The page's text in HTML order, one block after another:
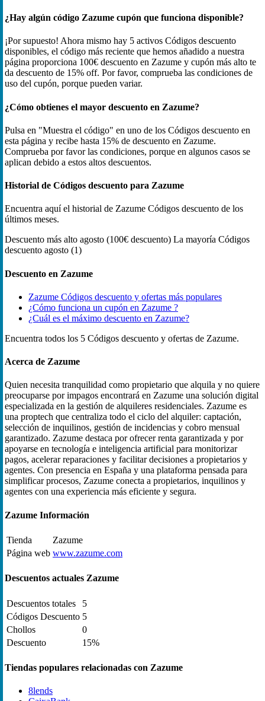
¿Hay algún código Zazume cupón que funciona disponible?
¡Por supuesto! Ahora mismo hay 5 activos Códigos descuento
disponibles, el código más reciente que hemos añadido a nuestra
página proporciona 100€ descuento en Zazume y cupón más alto te
da descuento de 15% off. Por favor, comprueba las condiciones de
uso del cupón, porque pueden variar.
¿Cómo obtienes el mayor descuento en Zazume?
Pulsa en "Muestra el código" en uno de los Códigos descuento en
esta página y recibe hasta 15% de descuento en Zazume.
Comprueba por favor las condiciones, porque en algunos casos se
aplican debido a estos altos descuentos.
Historial de Códigos descuento para Zazume
Encuentra aquí el historial de Zazume Códigos descuento de los
últimos meses.
Descuento más alto agosto (100€ descuento) La mayoría Códigos
descuento agosto (1)
Descuento en Zazume
Zazume Códigos descuento y ofertas más populares
¿Cómo funciona un cupón en Zazume ?
¿Cuál es el máximo descuento en Zazume?
Encuentra todos los 5 Códigos descuento y ofertas de Zazume.
Acerca de Zazume
Quien necesita tranquilidad como propietario que alquila y no quiere
preocuparse por impagos encontrará en Zazume una solución digital
especializada en la gestión de alquileres residenciales. Zazume es
una proptech que centraliza todo el ciclo del alquiler: captación,
selección de inquilinos, gestión de incidencias y cobro mensual
garantizado. Zazume destaca por ofrecer renta garantizada y por
apoyarse en tecnología e inteligencia artificial para monitorizar
pagos, acelerar reparaciones y facilitar decisiones a propietarios y
agentes. Con presencia en España y una plataforma pensada para
simplificar procesos, Zazume conecta a propietarios, inquilinos y
agentes con una experiencia más eficiente y segura.
Zazume Información
Tienda
Zazume
Página web www.zazume.com
Descuentos actuales Zazume
Descuentos totales
5
Códigos Descuento 5
Chollos
0
Descuento
15%
Tiendas populares relacionadas con Zazume
8lends